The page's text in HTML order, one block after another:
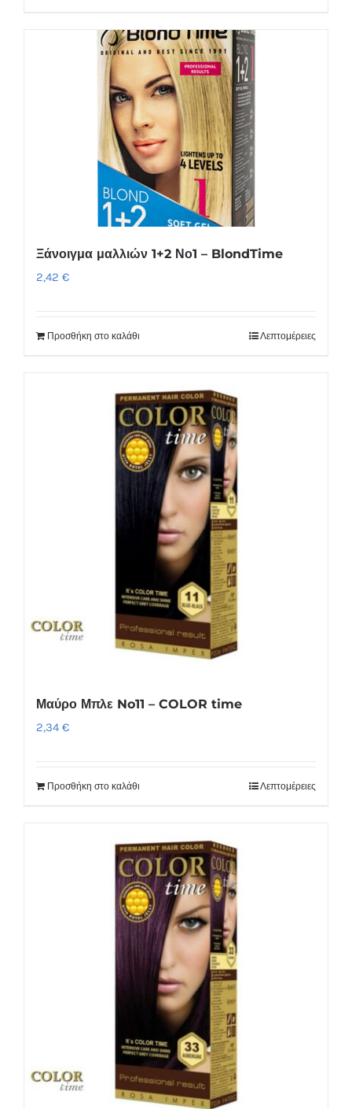
Ξάνοιγμα μαλλιών 1+2 Νο1 – BlondTime
2,42 €
Προσθήκη στο καλάθι Λεπτομέρειες
Μαύρο Μπλε No11 – COLOR time
2,34 €
Προσθήκη στο καλάθι Λεπτομέρειες